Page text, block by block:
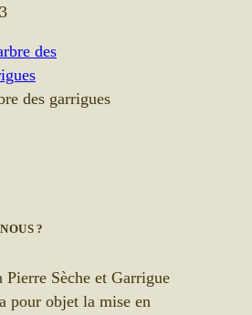
des garrigues
?
Pierre Sèche et Garrigue
pour objet la mise en